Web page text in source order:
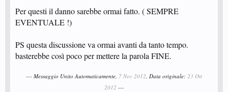
Per questi il danno sarebbe ormai fatto. ( SEMPRE
EVENTUALE !)
PS questa discussione va ormai avanti da tanto tempo.
basterebbe così poco per mettere la parola FINE.
--- Messaggio Unito Automaticamente, 7 Nov 2012, Data originale: 23 Ott
2012 ---